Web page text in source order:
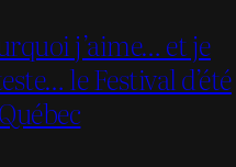
j’aime… et je
le Festival d’été